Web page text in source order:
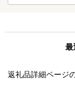
最
返礼品詳細ページ